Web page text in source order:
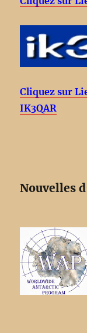
Cliquez sur
IK3QAR
Nouvelles